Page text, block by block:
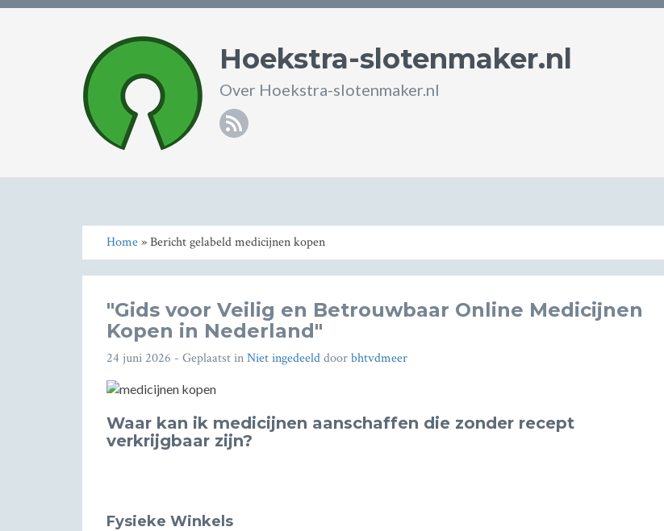
Hoekstra-slotenmaker.nl
Over Hoekstra-slotenmaker.nl
RSS
Home» Bericht gelabeld medicijnen kopen
"Gids voor Veilig en Betrouwbaar Online Medicijnen
Kopen in Nederland"
24 juni 2026 - Geplaatst inNiet ingedeelddoorbhtvdmeer
Waar kan ik medicijnen aanschaffen die zonder recept
verkrijgbaar zijn?
Fysieke Winkels